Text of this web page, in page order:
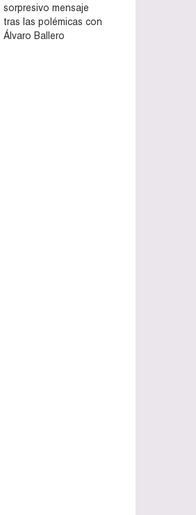
sorpresivo mensaje
tras las polémicas con
Álvaro Ballero